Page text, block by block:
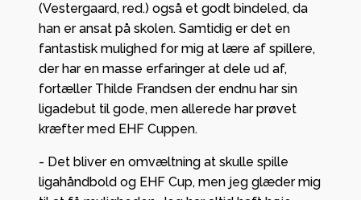
(Vestergaard, red.) også et godt bindeled, da
han er ansat på skolen. Samtidig er det en
fantastisk mulighed for mig at lære af spillere,
der har en masse erfaringer at dele ud af,
fortæller Thilde Frandsen der endnu har sin
ligadebut til gode, men allerede har prøvet
kræfter med EHF Cuppen.
- Det bliver en omvæltning at skulle spille
ligahåndbold og EHF Cup, men jeg glæder mig